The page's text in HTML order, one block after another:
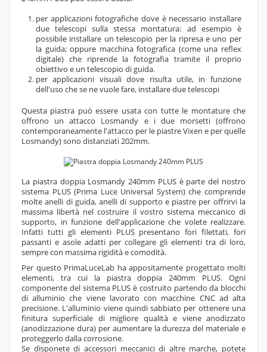
per applicazioni fotografiche dove è necessario installare
due telescopi sulla stessa montatura: ad esempio è
possibile installare un telescopio per la ripresa e uno per
la guida; oppure macchina fotografica (come una reflex
digitale) che riprende la fotografia tramite il proprio
obiettivo e un telescopio di guida.
per applicazioni visuali dove risulta utile, in funzione
dell'uso che se ne vuole fare, installare due telescopi
Questa piastra può essere usata con tutte le montature che
offrono un attacco Losmandy e i due morsetti (offrono
contemporaneamente l'attacco per le piastre Vixen e per quelle
Losmandy) sono distanziati 202mm.
La piastra doppia Losmandy 240mm PLUS è parte del nostro
sistema PLUS (Prima Luce Universal System) che comprende
molte anelli di guida, anelli di supporto e piastre per offrirvi la
massima libertà nel costruire il vostro sistema meccanico di
supporto, in funzione dell'applicazione che volete realizzare.
Infatti tutti gli elementi PLUS presentano fori filettati, fori
passanti e asole adatti per collegare gli elementi tra di loro,
sempre con massima rigidità e comodità.
Per questo PrimaLuceLab ha appositamente progettato molti
elementi, tra cui la piastra doppia 240mm PLUS. Ogni
componente del sistema PLUS è costruito partendo da blocchi
di alluminio che viene lavorato con macchine CNC ad alta
precisione. L'alluminio viene quindi sabbiato per ottenere una
finitura superficiale di migliore qualità e viene anodizzato
(anodizzazione dura) per aumentare la durezza del materiale e
proteggerlo dalla corrosione.
Se disponete di accessori meccanici di altre marche, potete